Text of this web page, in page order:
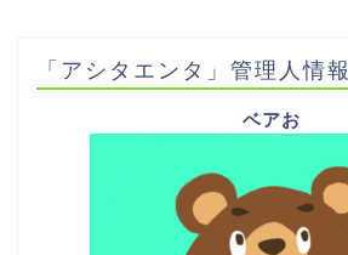
「アシタエンタ」管理人情報
ベアお